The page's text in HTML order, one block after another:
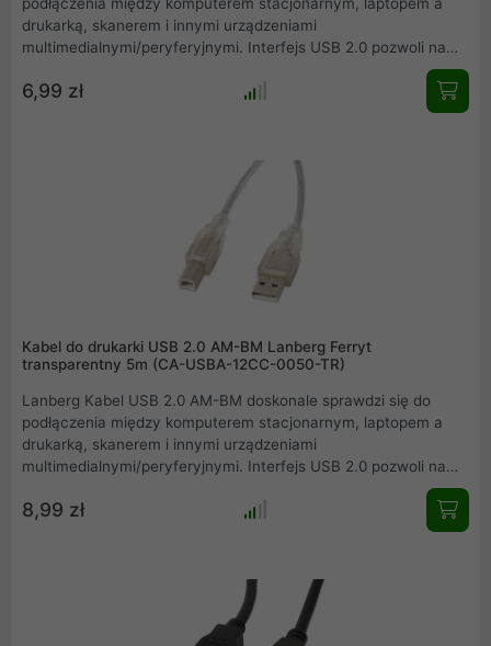
drukarką, skanerem i innymi urządzeniami
multimedialnymi/peryferyjnymi. Interfejs USB 2.0 pozwoli na
zastosowaniu ferrytowego rdzenia, sygnał transmitowany
przez kabel jest w większym procencie zachowywany zgodnie
6,99 zł
Kabel do drukarki USB 2.0 AM-BM Lanberg Ferryt
transparentny 5m (CA-USBA-12CC-0050-TR)
Lanberg Kabel USB 2.0 AM-BM doskonale sprawdzi się do
podłączenia między komputerem stacjonarnym, laptopem a
drukarką, skanerem i innymi urządzeniami
multimedialnymi/peryferyjnymi. Interfejs USB 2.0 pozwoli na
zastosowaniu ferrytowego rdzenia, sygnał transmitowany
przez kabel jest w większym procencie zachowywany zgodnie
8,99 zł